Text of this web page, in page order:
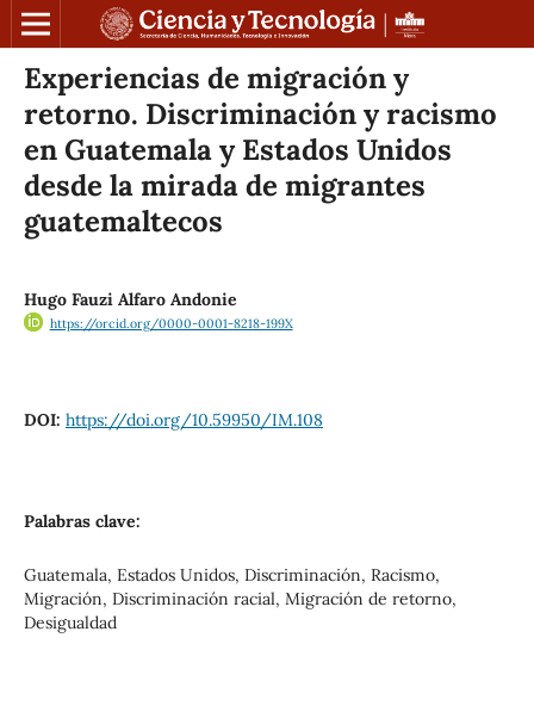
Experiencias de migración y
retorno. Discriminación y racismo
en Guatemala y Estados Unidos
desde la mirada de migrantes
guatemaltecos
Hugo Fauzi Alfaro Andonie
https://orcid.org/0000-0001-8218-199X
DOI: https://doi.org/10.59950/IM.108
Palabras clave:
Guatemala, Estados Unidos, Discriminación, Racismo,
Migración, Discriminación racial, Migración de retorno,
Desigualdad